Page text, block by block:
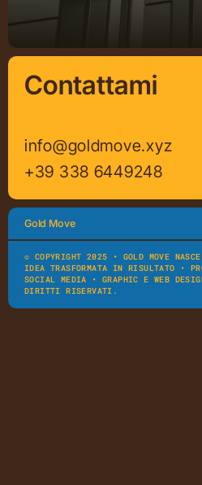
Contattami
info@goldmove.xyz
+39 338 6449248
Gold Move
© COPYRIGHT 2025 • GOLD MOVE
IDEA TRASFORMATA IN RISULTATO •
SOCIAL MEDIA • GRAPHIC E WEB
DIRITTI RISERVATI.